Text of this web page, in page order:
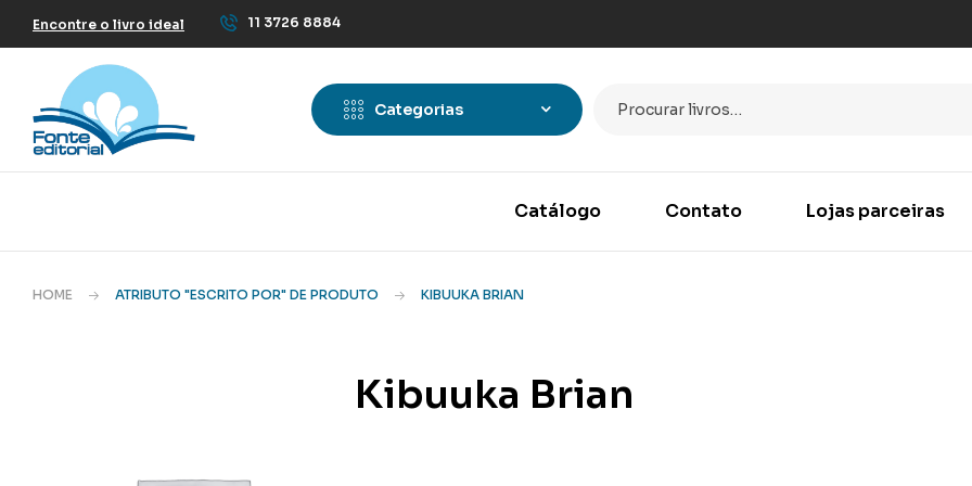
Encontre o livro ideal 11 3726 8884
Categorias
Catálogo Contato Lojas parceiras
HOME ATRIBUTO "ESCRITO POR" DE PRODUTO KIBUUKA BRIAN
Kibuuka Brian